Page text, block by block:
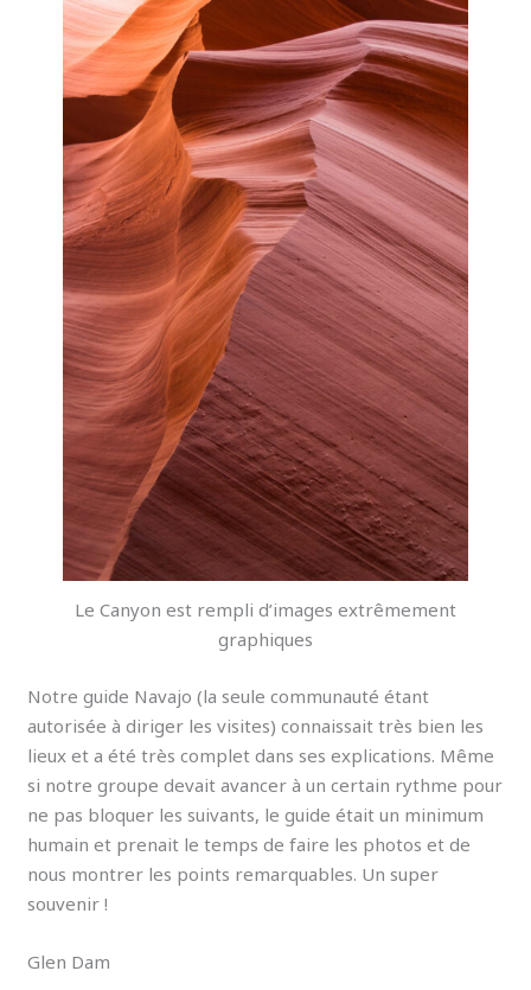
Le Canyon est rempli d’images extrêmement
graphiques
Notre guide Navajo (la seule communauté étant
autorisée à diriger les visites) connaissait très bien les
lieux et a été très complet dans ses explications. Même
si notre groupe devait avancer à un certain rythme pour
ne pas bloquer les suivants, le guide était un minimum
humain et prenait le temps de faire les photos et de
nous montrer les points remarquables. Un super
souvenir !
Glen Dam